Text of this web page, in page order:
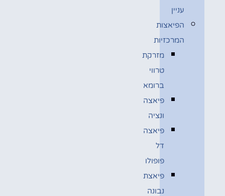
עניין
הפיאצות
המרכזיות
מזרקת
טרווי
ברומא
פיאצה
ונציה
פיאצה
דל
פופולו
פיאצת
נבונה